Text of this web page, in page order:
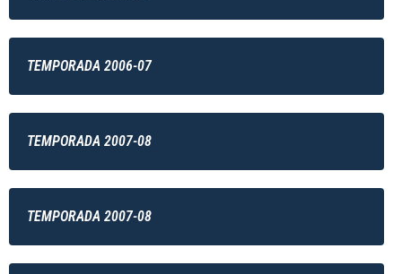
TEMPORADA 2006-07
TEMPORADA 2007-08
TEMPORADA 2007-08